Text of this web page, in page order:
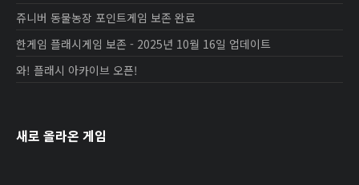
쥬니버 동물농장 포인트게임 보존 완료
한게임 플래시게임 보존 - 2025년 10월 16일 업데이트
와! 플래시 아카이브 오픈!
새로 올라온 게임